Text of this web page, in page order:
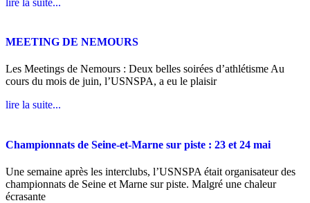
MEETING DE NEMOURS
Les Meetings de Nemours : Deux belles soirées d’athlétisme Au
cours du mois de juin, l’USNSPA, a eu le plaisir
lire la suite...
Championnats de Seine-et-Marne sur piste : 23 et 24 mai
Une semaine après les interclubs, l’USNSPA était organisateur des
championnats de Seine et Marne sur piste. Malgré une chaleur
écrasante